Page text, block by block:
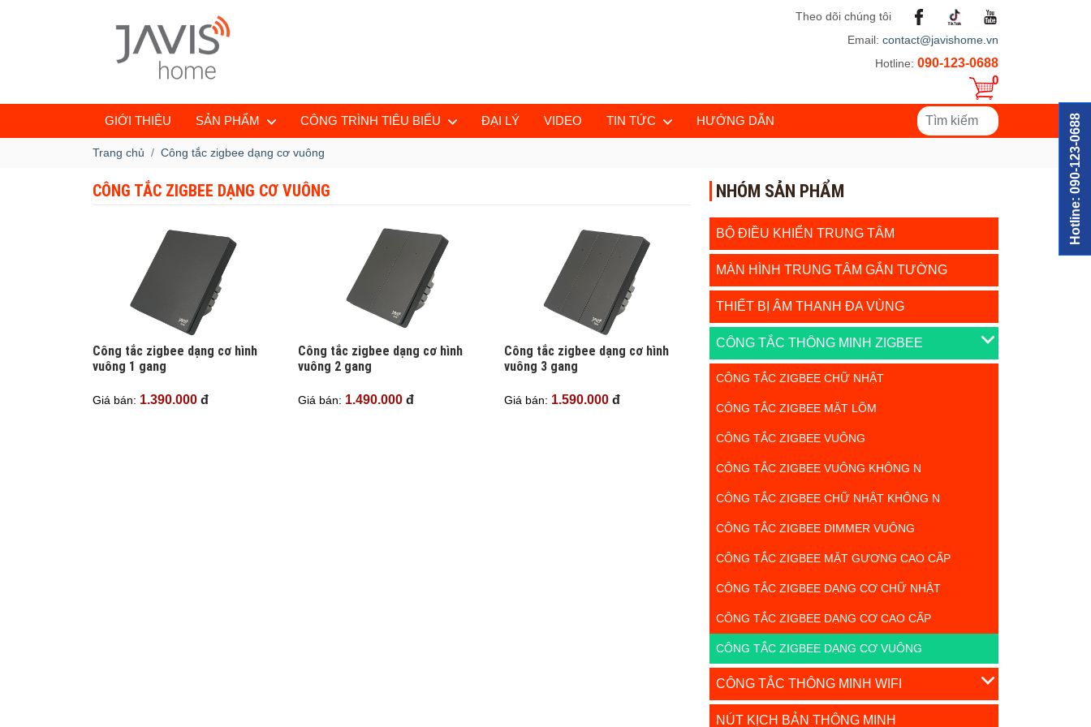
Hotline: 090-123-0688
Theo dõi chúng tôi
Email: contact@javishome.vn
Hotline: 090-123-0688
0
GIỚI THIỆU SẢN PHẨM CÔNG TRÌNH TIÊU BIỂU ĐẠI LÝ VIDEO TIN TỨC HƯỚNG DẪN
Trang chủ Công tắc zigbee dạng cơ vuông
CÔNG TẮC ZIGBEE DẠNG CƠ VUÔNG
Công tắc zigbee dạng cơ hình
vuông 1 gang
Giá bán: 1.390.000 đ
Công tắc zigbee dạng cơ hình
vuông 2 gang
Giá bán: 1.490.000đ
Công tắc zigbee dạng cơ hình
vuông 3 gang
Giá bán: 1.590.000 đ
NHÓM SẢN PHẨM
BỘ ĐIỀU KHIỂN TRUNG TÂM
MÀN HÌNH TRUNG TÂM GẮN TƯỜNG
THIẾT BỊ ÂM THANH ĐA VÙNG
CÔNG TẮC THÔNG MINH ZIGBEE
CÔNG TẮC ZIGBEE CHỮ NHẬT
CÔNG TẮC ZIGBEE MẶT LÕM
CÔNG TẮC ZIGBEE VUÔNG
CÔNG TẮC ZIGBEE VUÔNG KHÔNG N
CÔNG TẮC ZIGBEE CHỮ NHẬT KHÔNG N
CÔNG TẮC ZIGBEE DIMMER VUÔNG
CÔNG TẮC ZIGBEE MẶT GƯƠNG CAO CẤP
CÔNG TẮC ZIGBEE DẠNG CƠ CHỮ NHẬT
CÔNG TẮC ZIGBEE DẠNG CƠ CAO CẤP
CÔNG TẮC ZIGBEE DẠNG CƠ VUÔNG
CÔNG TẮC THÔNG MINH WIFI
NÚT KỊCH BẢN THÔNG MINH